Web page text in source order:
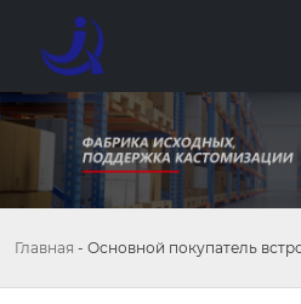
Главная - Основной покупатель